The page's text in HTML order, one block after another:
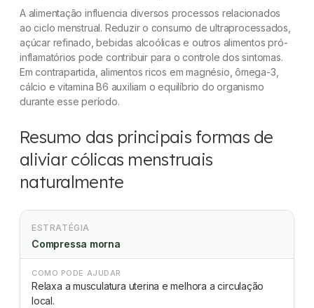
A alimentação influencia diversos processos relacionados
ao ciclo menstrual. Reduzir o consumo de ultraprocessados,
açúcar refinado, bebidas alcoólicas e outros alimentos pró-
inflamatórios pode contribuir para o controle dos sintomas.
Em contrapartida, alimentos ricos em magnésio, ômega-3,
cálcio e vitamina B6 auxiliam o equilíbrio do organismo
durante esse período.
Resumo das principais formas de
aliviar cólicas menstruais
naturalmente
ESTRATÉGIA
Compressa morna
COMO PODE AJUDAR
Relaxa a musculatura uterina e melhora a circulação
local.